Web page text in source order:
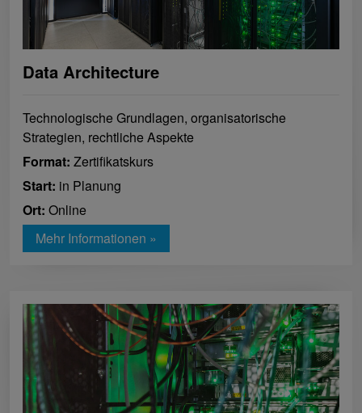
Data Architecture
Technologische Grundlagen, organisatorische
Strategien, rechtliche Aspekte
Format: Zertifikatskurs
Start: in Planung
Ort: Online
Mehr Informationen »